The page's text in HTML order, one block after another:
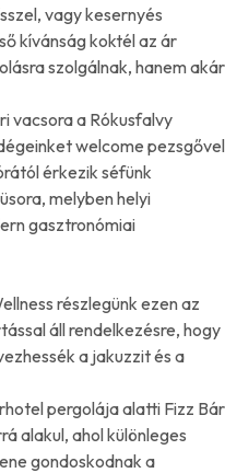
vagy kesernyés
kívánság koktél az ár
szolgálnak, hanem akár
vacsora a Rókusfalvy
welcome pezsgővel
érkezik séfünk
melyben helyi
gasztronómiai
részlegünk ezen az
áll rendelkezésre, hogy
a jakuzzit és a
pergolája alatti Fizz Bár
alakul, ahol különleges
gondoskodnak a